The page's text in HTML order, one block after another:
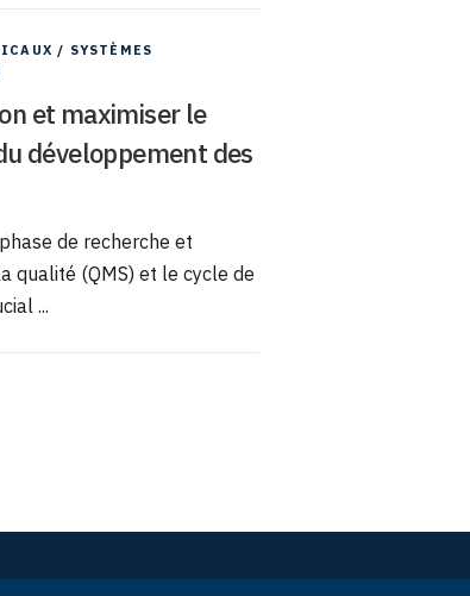
/ SYSTÈMES
et maximiser le
développement des
de recherche et
qualité (QMS) et le cycle de
...